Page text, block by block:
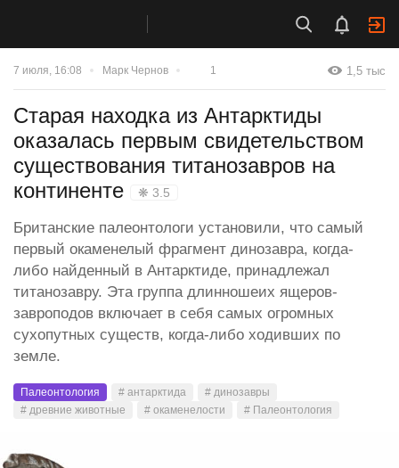
7 июля, 16:08 Марк Чернов 1 1,5 тыс
Старая находка из Антарктиды
оказалась первым свидетельством
существования титанозавров на
континенте
❋ 3.5
Британские палеонтологи установили, что самый
первый окаменелый фрагмент динозавра, когда-
либо найденный в Антарктиде, принадлежал
титанозавру. Эта группа длинношеих ящеров-
завроподов включает в себя самых огромных
сухопутных существ, когда-либо ходивших по
земле.
Палеонтология # антарктида
# динозавры
# древние животные
# окаменелости # Палеонтология